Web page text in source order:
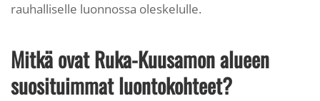
rauhalliselle luonnossa oleskelulle.
Mitkä ovat Ruka-Kuusamon alueen
suosituimmat luontokohteet?